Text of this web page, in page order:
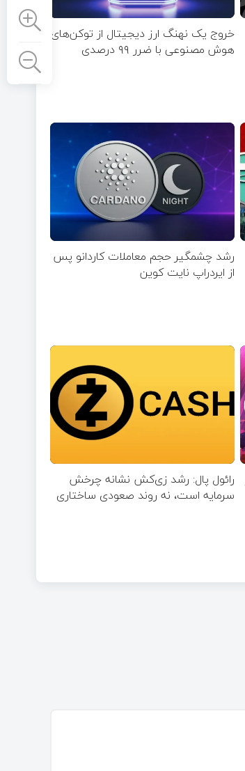
خروج یک نهنگ ارز دیجیتال از توکن‌های
هوش مصنوعی با ضرر ۹۹ درصدی
رشد چشمگیر حجم معاملات کاردانو پس
از ایردراپ نایت‌ کوین
رائول پال: رشد زی‌کش نشانه چرخش
سرمایه است، نه روند صعودی ساختاری